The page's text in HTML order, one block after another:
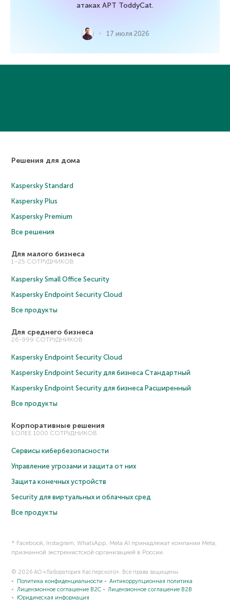
атаках APT ToddyCat.
17 июля 2026
Решения для дома
Kaspersky Standard
Kaspersky Plus
Kaspersky Premium
Все решения
Для малого бизнеса
1–25 СОТРУДНИКОВ
Kaspersky Small Office Security
Kaspersky Endpoint Security Cloud
Все продукты
Для среднего бизнеса
26-999 СОТРУДНИКОВ
Kaspersky Endpoint Security Cloud
Kaspersky Endpoint Security для бизнеса Cтандартный
Kaspersky Endpoint Security для бизнеса Расширенный
Все продукты
Корпоративные решения
БОЛЕЕ 1000 СОТРУДНИКОВ
Сервисы кибербезопасности
Управление угрозами и защита от них
Защита конечных устройств
Security для виртуальных и облачных сред
Все продукты
* Facebook, Instagram, WhatsApp, Meta AI принадлежат компании Meta,
признанной экстремистской организацией в России.
© 2026 АО «Лаборатория Касперского». Все права защищены.
Политика конфиденциальности
Антикоррупционная политика
Лицензионное соглашение B2C
Лицензионное соглашение B2B
Юридическая информация